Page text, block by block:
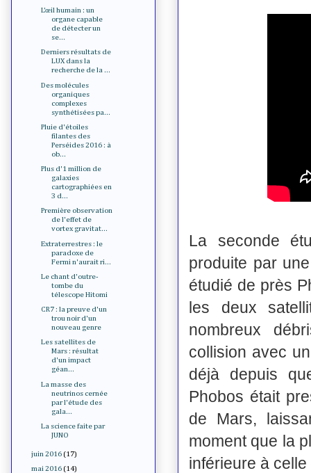
La seconde
produite par
étudié de près
les deux
nombreux
collision avec
déjà depuis
Phobos était
de Mars,
moment que la
inférieure à
L’œil humain : un
organe capable
de détecter un
se...
Derniers résultats de
LUX dans la
recherche de la ...
Des molécules
organiques
complexes
synthétisées pa...
Pluie d'étoiles
filantes des
Perséides 2016 : à
ob...
Plus d'1 million de
galaxies
cartographiées en
3 d...
Première observation
de l'effet de
vortex gravitat...
Extraterrestres : le
paradoxe de
Fermi n'aurait ri...
Le chant d'outre-
tombe du
télescope Hitomi
CR7 : la preuve d'un
trou noir d'un
nouveau genre
Les satellites de
Mars : résultat
d'un impact
géan...
La masse des
neutrinos cernée
par l'étude des
gala...
La science faite par
JUNO
juin 2016 (17)
mai 2016 (14)